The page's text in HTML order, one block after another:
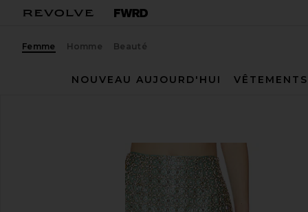
Femme Homme Beauté
NOUVEAU AUJOURD'HUI
VÊTEMENTS
ajouter aux préférésLA FUORI Blue Mirage Crystal